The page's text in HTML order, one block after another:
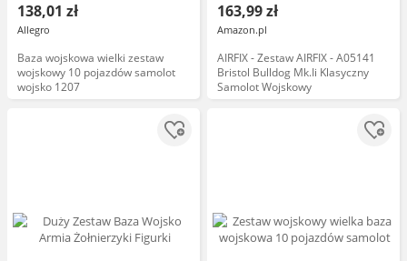
138,01 zł
Allegro
Baza wojskowa wielki zestaw
wojskowy 10 pojazdów samolot
wojsko 1207
163,99 zł
Amazon.pl
AIRFIX - Zestaw AIRFIX - A05141
Bristol Bulldog Mk.Ii Klasyczny
Samolot Wojskowy